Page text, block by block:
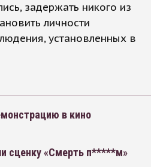
задержать никого из
личности
установленных в
в кино
сценку «Смерть п*****м»